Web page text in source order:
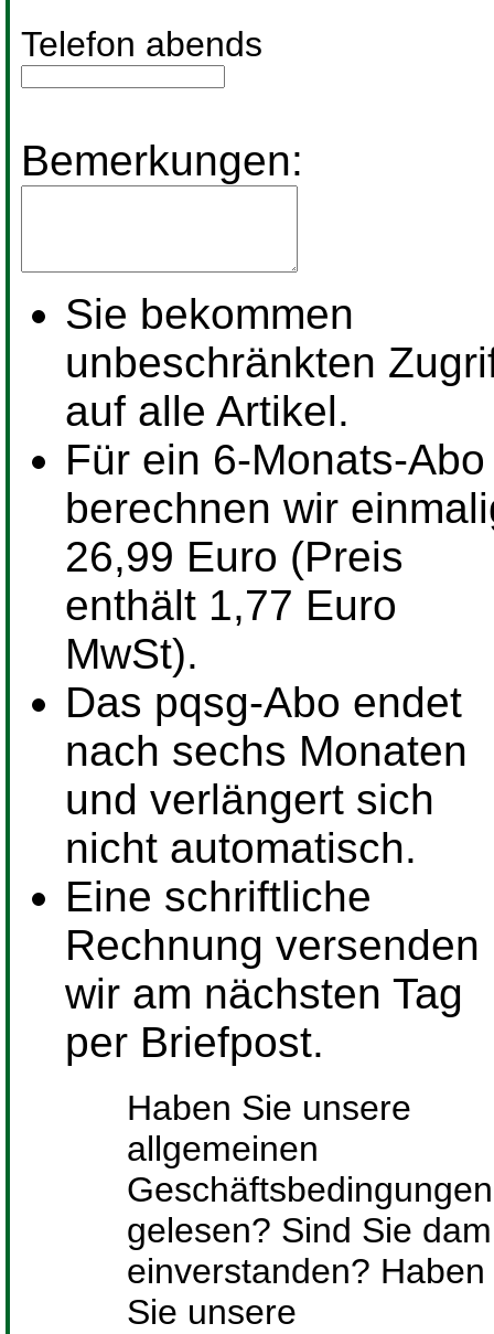
Telefon abends
Bemerkungen:
Sie bekommen
unbeschränkten
auf alle Artikel.
Für ein 6-Monats-Abo
berechnen wir
26,99 Euro (Preis
enthält 1,77 Euro
MwSt).
Das pqsg-Abo endet
nach sechs Monaten
und verlängert sich
nicht automatisch.
Eine schriftliche
Rechnung versenden
wir am nächsten Tag
per Briefpost.
Haben Sie unsere
allgemeinen
Geschäftsbedingungen
gelesen? Sind Sie
einverstanden? Haben
Sie unsere